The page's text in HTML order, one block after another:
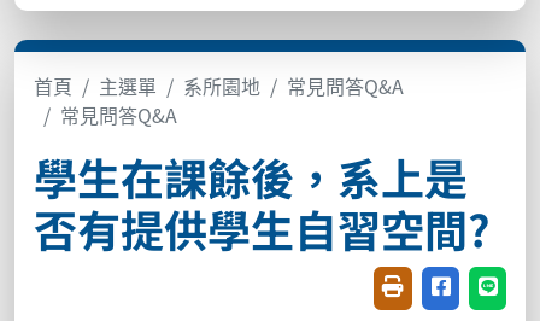
首頁 主選單 系所園地
常見問答Q&A
常見問答Q&A
學生在課餘後，系上是
否有提供學生自習空間?
友善列印(開新視
分享至臉書
分享